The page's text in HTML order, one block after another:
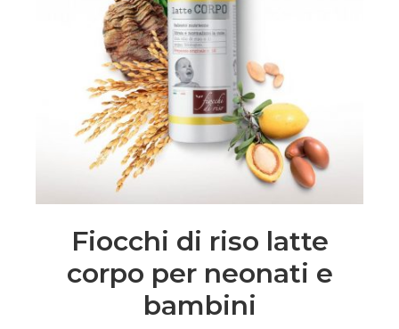
Fiocchi di riso latte
corpo per neonati e
bambini